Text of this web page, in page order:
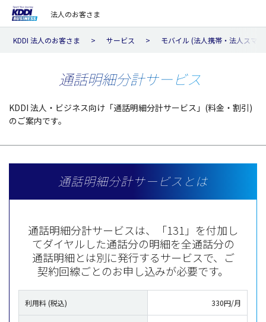
法人のお客さま
KDDI 法人のお客さま サービス モバイル (法人携帯・法人スマ
通話明細分計サービス
KDDI 法人・ビジネス向け「通話明細分計サービス」(料金・割引)
のご案内です。
通話明細分計サービスとは
通話明細分計サービスは、「131」を付加し
てダイヤルした通話分の明細を全通話分の
通話明細とは別に発行するサービスで、ご
契約回線ごとのお申し込みが必要です。
利用料 (税込) 330円/月